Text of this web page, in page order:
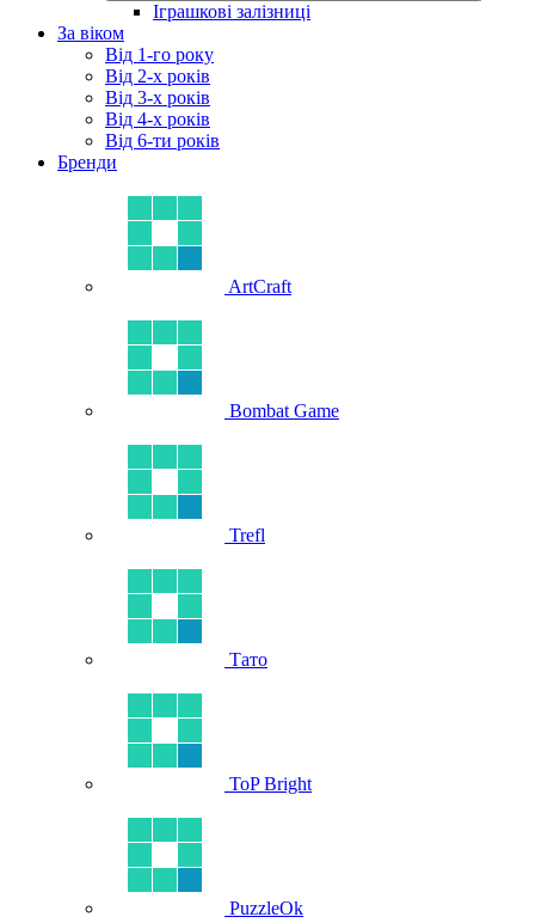
Іграшкові залізниці
За віком
Від 1-го року
Від 2-х років
Від 3-х років
Від 4-х років
Від 6-ти років
Бренди
ArtCraft
Bombat Game
Trefl
Тато
ToP Bright
PuzzleOk